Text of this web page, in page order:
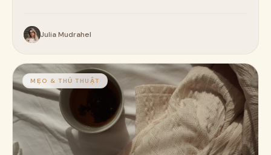
Julia Mudrahel
MẸO & THỦ THUẬT